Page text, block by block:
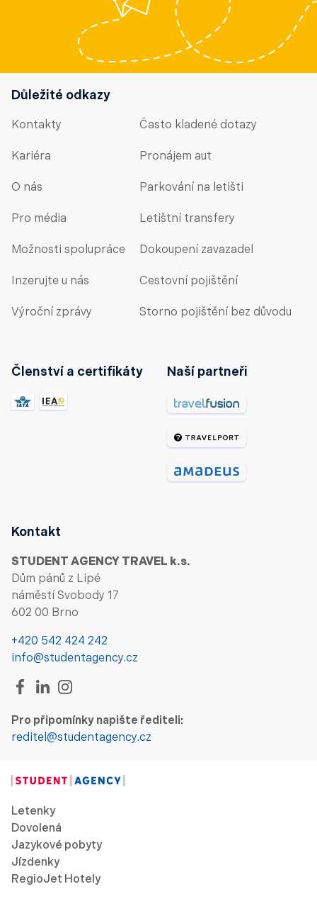
Důležité odkazy
Kontakty
Kariéra
O nás
Pro média
Možnosti spolupráce
Inzerujte u nás
Výroční zprávy
Často kladené dotazy
Pronájem aut
Parkování na letišti
Letištní transfery
Dokoupení zavazadel
Cestovní pojištění
Storno pojištění bez důvodu
Členství a certifikáty Naší partneři
Kontakt
STUDENT AGENCY TRAVEL k.s.
Dům pánů z Lipé
náměstí Svobody 17
602 00 Brno
+420 542 424 242
info@studentagency.cz
Pro připomínky napište řediteli:
reditel@studentagency.cz
Letenky
Dovolená
Jazykové pobyty
Jízdenky
RegioJet Hotely